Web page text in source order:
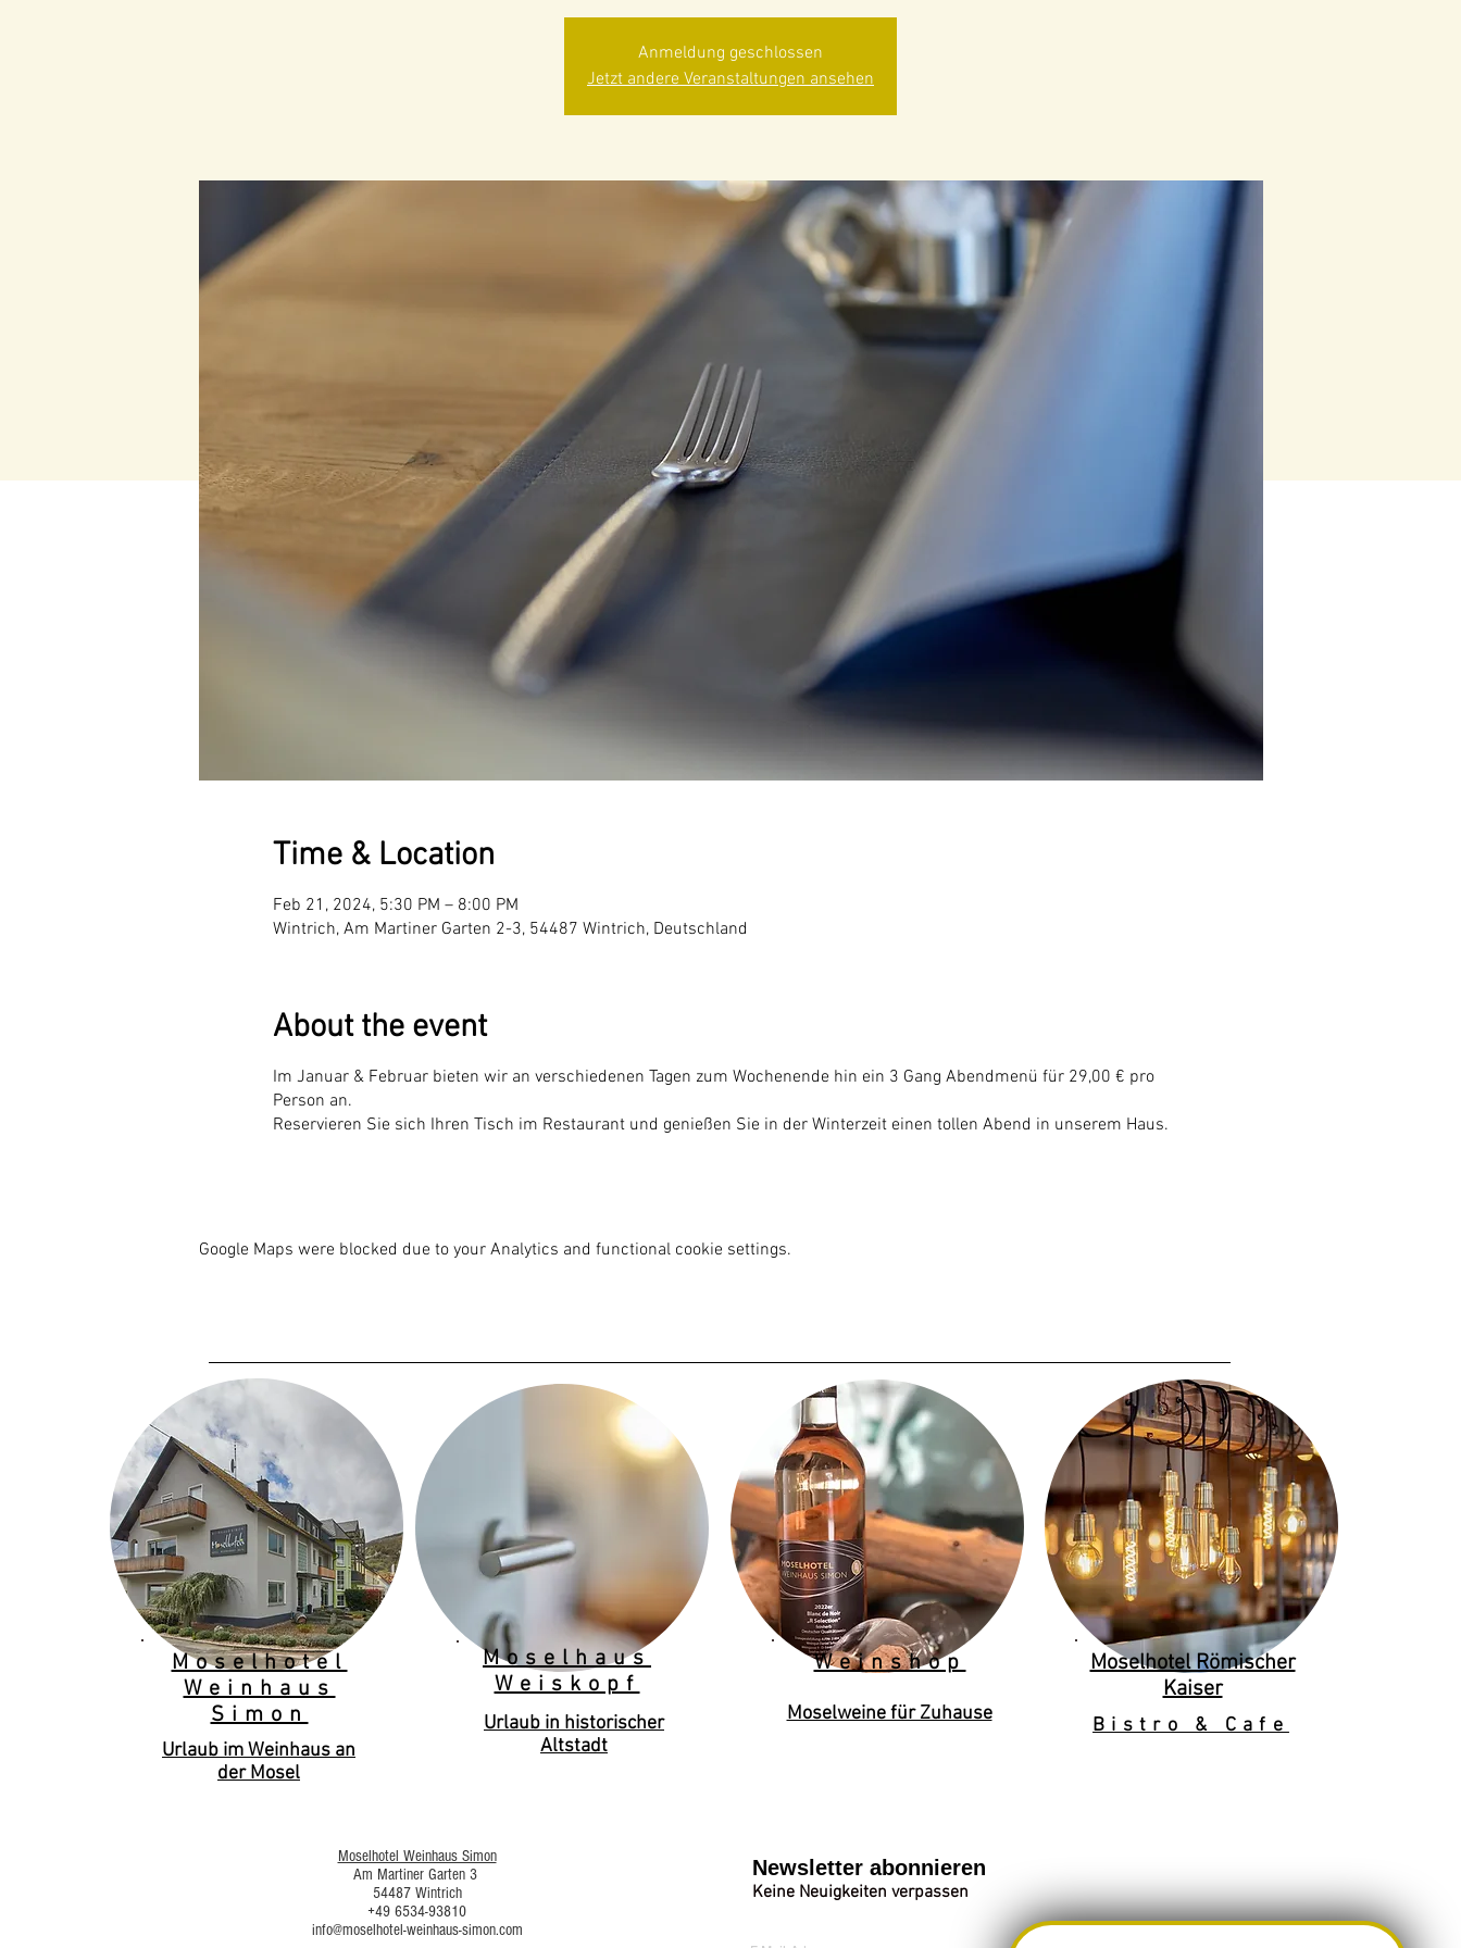
Anmeldung geschlossen
Jetzt andere Veranstaltungen ansehen
Time & Location
Feb 21, 2024, 5:30 PM – 8:00 PM
Wintrich, Am Martiner Garten 2-3, 54487 Wintrich, Deutschland
About the event
Im Januar & Februar bieten wir an verschiedenen Tagen zum Wochenende hin ein 3 Gang Abendmenü für 29,00 € pro
Person an.
Reservieren Sie sich Ihren Tisch im Restaurant und genießen Sie in der Winterzeit einen tollen Abend in unserem Haus.
Google Maps were blocked due to your Analytics and functional cookie settings.
Moselhotel
Weinhaus
Simon
Urlaub im Weinhaus an
der Mosel
Moselhaus
Weiskopf
Urlaub in historischer
Altstadt
Weinshop
Moselweine für Zuhause
Moselhotel Römischer
Kaiser
Bistro & Cafe
Moselhotel Weinhaus Simon
Am Martiner Garten 3
54487 Wintrich
+49 6534-93810
info@moselhotel-weinhaus-simon.com
Newsletter abonnieren
Keine Neuigkeiten verpassen